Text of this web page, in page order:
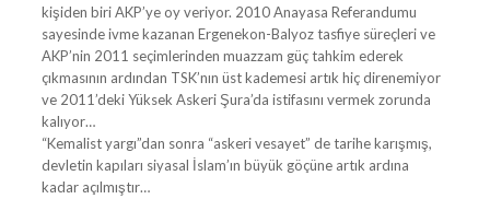
kişiden biri AKP’ye oy veriyor. 2010 Anayasa Referandumu
sayesinde ivme kazanan Ergenekon-Balyoz tasfiye süreçleri ve
AKP’nin 2011 seçimlerinden muazzam güç tahkim ederek
çıkmasının ardından TSK’nın üst kademesi artık hiç direnemiyor
ve 2011’deki Yüksek Askeri Şura’da istifasını vermek zorunda
kalıyor…
“Kemalist yargı”dan sonra “askeri vesayet” de tarihe karışmış,
devletin kapıları siyasal İslam’ın büyük göçüne artık ardına
kadar açılmıştır…